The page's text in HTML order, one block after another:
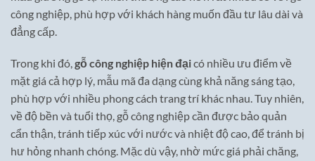
công nghiệp, phù hợp với khách hàng muốn đầu tư lâu dài và
đẳng cấp.
Trong khi đó,gỗ công nghiệp hiện đạicó nhiều ưu điểm về
mặt giá cả hợp lý, mẫu mã đa dạng cùng khả năng sáng tạo,
phù hợp với nhiều phong cách trang trí khác nhau. Tuy nhiên,
về độ bền và tuổi thọ, gỗ công nghiệp cần được bảo quản
cẩn thận, tránh tiếp xúc với nước và nhiệt độ cao, để tránh bị
hư hỏng nhanh chóng. Mặc dù vậy, nhờ mức giá phải chăng,